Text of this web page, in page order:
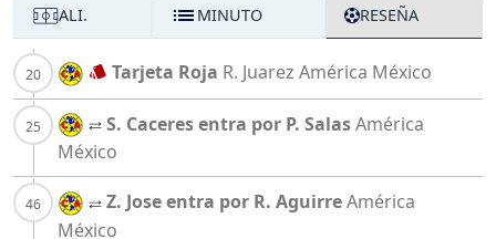
ALI. MINUTO RESEÑA
Tarjeta Roja R. Juarez América México
S. Caceres entra por P. SalasAmérica
México
Z. Jose entra por R. AguirreAmérica
México